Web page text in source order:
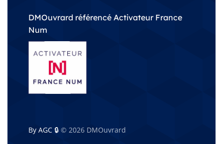
DMOuvrard référencé Activateur France
Num
By AGC 🔒© 2026 DMOuvrard